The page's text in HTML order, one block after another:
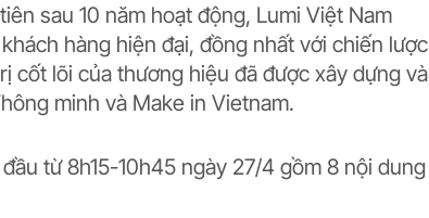
sau 10 năm hoạt động, Lumi Việt Nam
hàng hiện đại, đồng nhất với chiến lược
cốt lõi của thương hiệu đã được xây dựng và
minh và Make in Vietnam.
từ 8h15-10h45 ngày 27/4 gồm 8 nội dung